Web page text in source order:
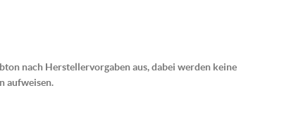
nach Herstellervorgaben aus, dabei werden keine
aufweisen.